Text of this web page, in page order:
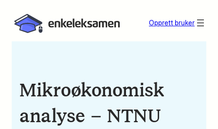
Opprett bruker
Mikroøkonomisk
analyse – NTNU